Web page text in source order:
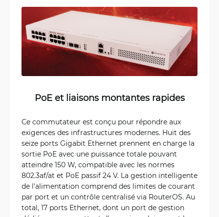
PoE et liaisons montantes rapides
Ce commutateur est conçu pour répondre aux
exigences des infrastructures modernes. Huit des
seize ports Gigabit Ethernet prennent en charge la
sortie PoE avec une puissance totale pouvant
atteindre 150 W, compatible avec les normes
802.3af/at et PoE passif 24 V. La gestion intelligente
de l'alimentation comprend des limites de courant
par port et un contrôle centralisé via RouterOS. Au
total, 17 ports Ethernet, dont un port de gestion